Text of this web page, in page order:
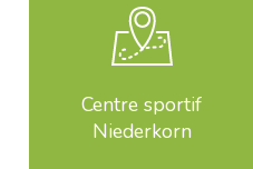
Centre sportif
Niederkorn